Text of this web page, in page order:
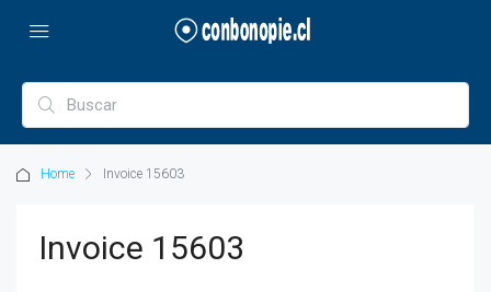
Home Invoice 15603
Invoice 15603